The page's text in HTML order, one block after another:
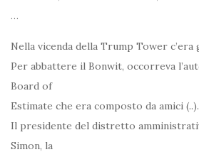
…
Nella vicenda della Trump Tower c’era
Per abbattere il Bonwit, occorreva
Board of
Estimate che era composto da amici (..).
Il presidente del distretto
Simon, la